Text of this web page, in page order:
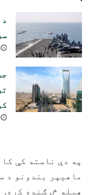
په دې ناسته کې
ماهیپر بندونو د
هیله څرګنده کړه.